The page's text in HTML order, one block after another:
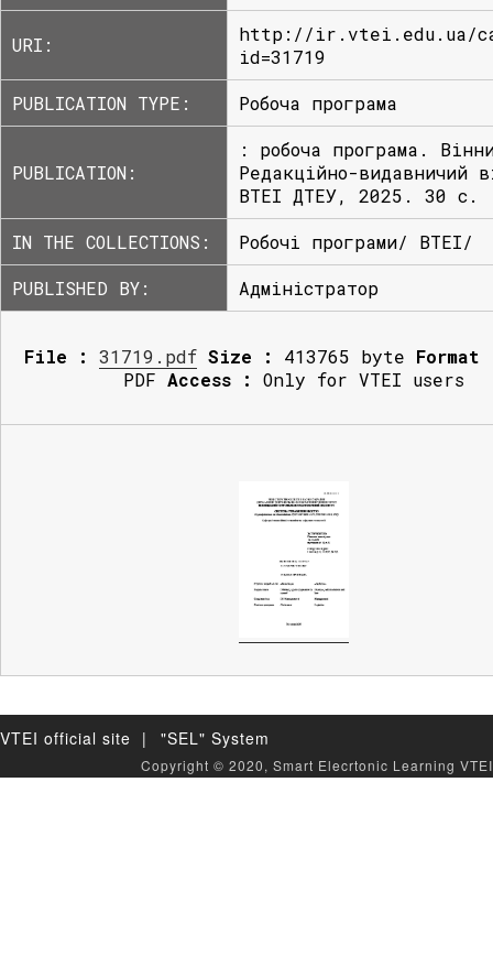
URI:
http://ir.vtei.edu.ua/
id=31719
PUBLICATION TYPE:
Робоча програма
PUBLICATION:
: робоча програма.
Редакційно-видавничий
ВТЕІ ДТЕУ, 2025. 30 с.
IN THE COLLECTIONS:
Робочі програми/ ВТЕІ/
PUBLISHED BY:
Адміністратор
File : 31719.pdf Size : 413765 byte Format
PDF Access : Only for VTEI users
VTEI official site | "SEL" System
Copyright © 2020, Smart Elecrtonic Learning VTEI